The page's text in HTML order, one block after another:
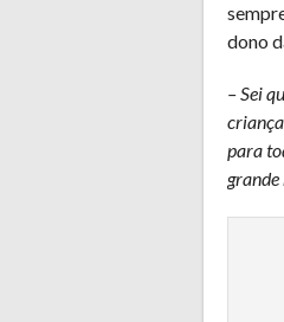
dono
– Sei
para
grande